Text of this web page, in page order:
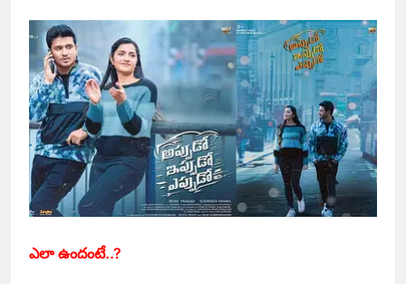
ఎలా ఉందంటే..?